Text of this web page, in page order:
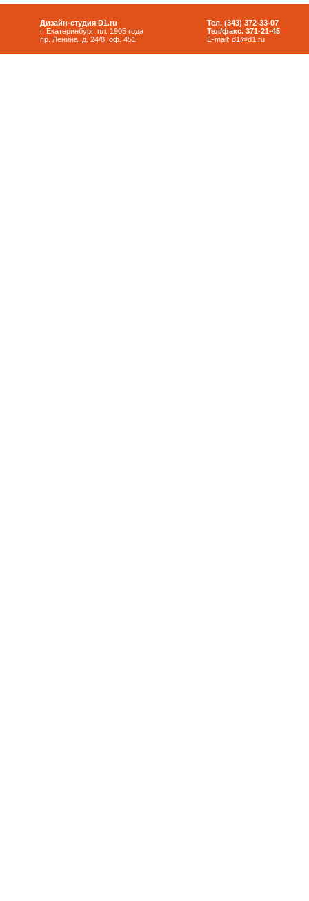
Дизайн-студия D1.ru
г. Екатеринбург, пл. 1905 года
пр. Ленина, д. 24/8, оф. 451
Тел. (343) 372-33-07
Тел/факс. 371-21-45
E-mail: d1@d1.ru